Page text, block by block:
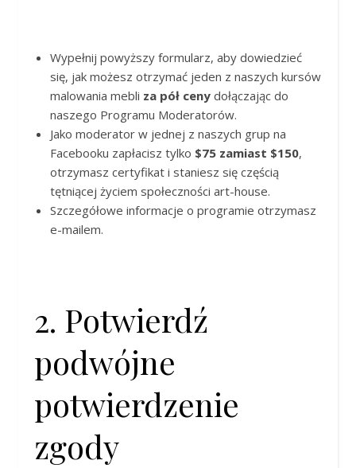
Wypełnij powyższy formularz, aby dowiedzieć
się, jak możesz otrzymać jeden z naszych kursów
malowania mebli za pół ceny dołączając do
naszego Programu Moderatorów.
Jako moderator w jednej z naszych grup na
Facebooku zapłacisz tylko $75 zamiast $150,
otrzymasz certyfikat i staniesz się częścią
tętniącej życiem społeczności art-house.
Szczegółowe informacje o programie otrzymasz
e-mailem.
2. Potwierdź
podwójne
potwierdzenie
zgody